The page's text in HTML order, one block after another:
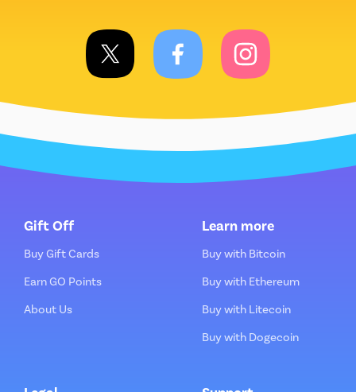
Gift Off
Buy Gift Cards
Earn GO Points
About Us
Learn more
Buy with Bitcoin
Buy with Ethereum
Buy with Litecoin
Buy with Dogecoin